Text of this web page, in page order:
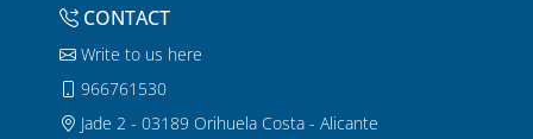
CONTACT
Write to us here
966761530
Jade 2 - 03189 Orihuela Costa - Alicante